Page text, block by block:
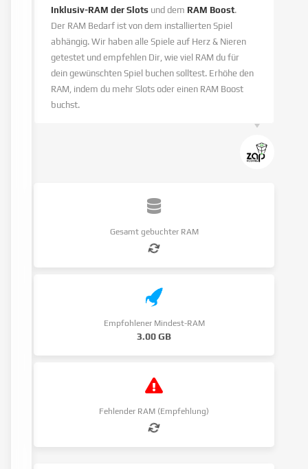
Inklusiv-RAM der Slots und dem RAM Boost.
Der RAM Bedarf ist von dem installierten Spiel
abhängig. Wir haben alle Spiele auf Herz & Nieren
getestet und empfehlen Dir, wie viel RAM du für
dein gewünschten Spiel buchen solltest. Erhöhe den
RAM, indem du mehr Slots oder einen RAM Boost
buchst.
Gesamt gebuchter RAM
Empfohlener Mindest-RAM
3.00 GB
Fehlender RAM (Empfehlung)